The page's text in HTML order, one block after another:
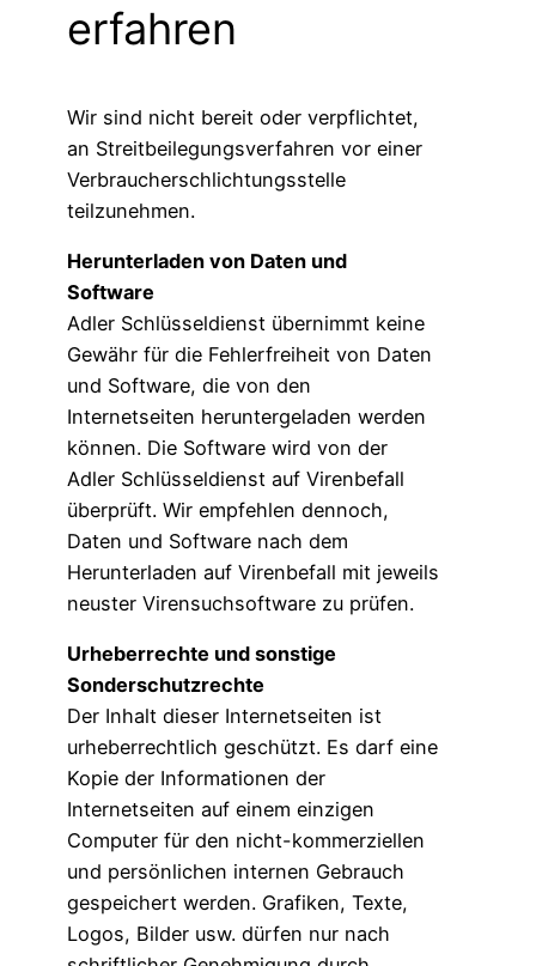
erfahren
Wir sind nicht bereit oder verpflichtet,
an Streitbeilegungsverfahren vor einer
Verbraucherschlichtungsstelle
teilzunehmen.
Herunterladen von Daten und
Software
Adler Schlüsseldienst übernimmt keine
Gewähr für die Fehlerfreiheit von Daten
und Software, die von den
Internetseiten heruntergeladen werden
können. Die Software wird von der
Adler Schlüsseldienst auf Virenbefall
überprüft. Wir empfehlen dennoch,
Daten und Software nach dem
Herunterladen auf Virenbefall mit jeweils
neuster Virensuchsoftware zu prüfen.
Urheberrechte und sonstige
Sonderschutzrechte
Der Inhalt dieser Internetseiten ist
urheberrechtlich geschützt. Es darf eine
Kopie der Informationen der
Internetseiten auf einem einzigen
Computer für den nicht-kommerziellen
und persönlichen internen Gebrauch
gespeichert werden. Grafiken, Texte,
Logos, Bilder usw. dürfen nur nach